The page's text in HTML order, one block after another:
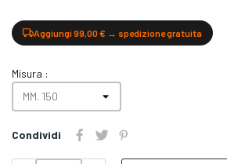
Aggiungi 99,00 € → spedizione gratuita
Misura :
Condividi